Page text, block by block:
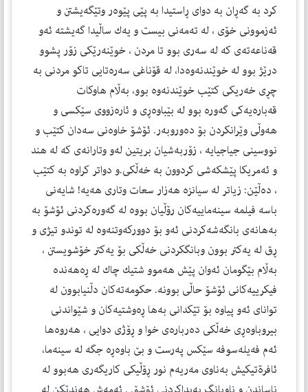
كرد به‌ گه‌ڕان به‌ دوای ڕاستیدا به‌ پێی پێوه‌ر وتێگەیشتن و
ئه‌زموونی خۆی ، له‌ ته‌مه‌نی بیست و یه‌ك ساڵیدا گه‌یشته‌ ئه‌و
قه‌ناعه‌ته‌ی كه‌ لە سەری بوو تا مردن ، خوێنه‌رێكی زۆر پشوو
درێژ بوو له‌ خوێندنه‌وه‌دا، له‌ قۆناغی سه‌ره‌تایی تاكو مردنی به‌
چڕی خه‌ریكی كتێب خوێندنه‌وه‌ بوو، به‌ڵام هاوكات
قەبارەیەكی گەورە بوو له‌ بێباوه‌ڕی و ئاره‌زووی سێكسی و
هه‌وڵی وێرانكردن بۆ ده‌وروبه‌ر. ئۆشۆ خاوه‌نی سه‌دان كتێب و
نووسینی جیاجیایه‌ ، زۆربه‌شیان بریتین له‌و وتارانه‌ی كه‌ له‌ هند
و ئه‌مریكا پێشكه‌شی كردوون به‌ خه‌ڵكی.و دواتر كراوه‌ به‌ كتێب
، ده‌ڵێن: زیاتر له‌ سیانزه‌ هه‌زار سعات وتاری هه‌یه‌! شایه‌نی
باسه‌ فیلمه‌ سینه‌ماییه‌كان رۆڵیان بووه‌ له‌ گه‌وره‌كردنی ئۆشۆ به‌
به‌هانه‌ی بانگه‌شه‌كردنی ئه‌و بۆ دووركه‌وتنه‌وه‌ له‌ توندو تیژی و
ڕق له‌ یه‌كتر بوون وبانگكردنی خه‌ڵكی بۆ یه‌كتر خۆشویستن ،
به‌ڵام بێگومان ئه‌وان پێش هه‌موو شتیك چاك له‌ ڕه‌هه‌نده‌
فیكرییه‌كانی ئۆشۆ حاڵی بوونە. حكومه‌ته‌كان دڵنیابوون له‌
توانای ئه‌و پیاوه‌ بۆ تێكدانی به‌ها ڕه‌وشتیه‌كان و شێواندنی
بیروباوه‌ڕی خه‌ڵكی ده‌رباره‌ی خوا و ڕۆژی دوایی ، هه‌روه‌ها
ئه‌م فه‌یله‌سوفه‌ سێكس په‌رست و بێ باوه‌ڕه‌ جگه‌ له‌ سینه‌ما،
ئافرةتيكيش بەناوى مه‌ریه‌م نور ڕۆڵیكی كاریگه‌ری هەبوو له‌